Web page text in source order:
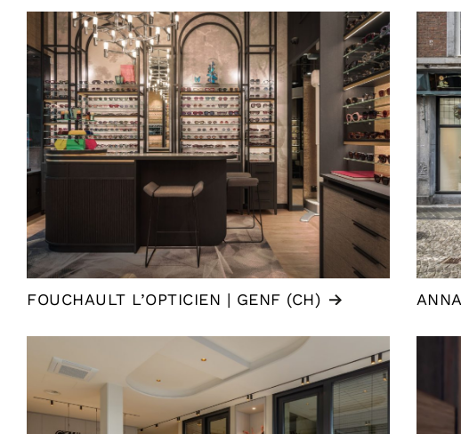
FOUCHAULT L’OPTICIEN | GENF (CH)